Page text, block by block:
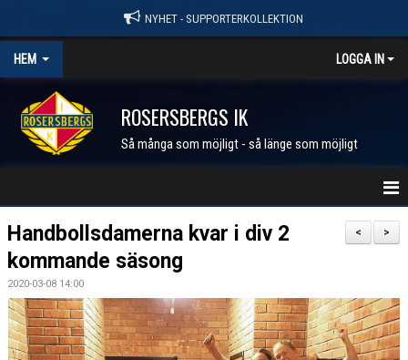
NYHET - SUPPORTERKOLLEKTION
HEM LOGGA IN
ROSERSBERGS IK
Så många som möjligt - så länge som möjligt
STARTSIDA
NYHETER
KALENDER
MEDLEM I RIK
>
<
Handbollsdamerna kvar i div 2
kommande säsong
2020-03-08 14:00